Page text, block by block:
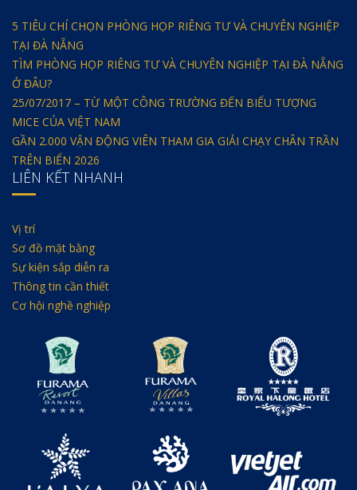
5 TIÊU CHÍ CHỌN PHÒNG HỌP RIÊNG TƯ VÀ CHUYÊN NGHIỆP
TẠI ĐÀ NẴNG
TÌM PHÒNG HỌP RIÊNG TƯ VÀ CHUYÊN NGHIỆP TẠI ĐÀ NẴNG
Ở ĐÂU?
25/07/2017 – TỪ MỘT CÔNG TRƯỜNG ĐẾN BIỂU TƯỢNG
MICE CỦA VIỆT NAM
GẦN 2.000 VẬN ĐỘNG VIÊN THAM GIA GIẢI CHẠY CHÂN TRẦN
TRÊN BIỂN 2026
LIÊN KẾT NHANH
Vị trí
Sơ đồ mặt bằng
Sự kiện sắp diễn ra
Thông tin cần thiết
Cơ hội nghề nghiệp